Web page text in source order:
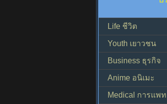
Life ชีวิต
Youth เยาวชน
Business ธุรกิจ
Anime อนิเมะ
Medical การแพ